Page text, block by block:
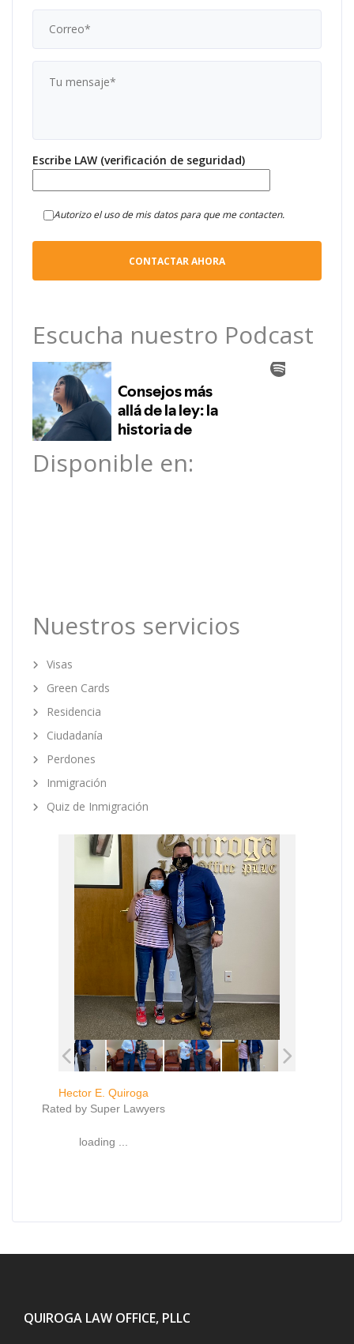
Escribe LAW (verificación de seguridad)
Autorizo el uso de mis datos para que me contacten.
Escucha nuestro Podcast
Disponible en:
Nuestros servicios
Visas
Green Cards
Residencia
Ciudadanía
Perdones
Inmigración
Quiz de Inmigración
Hector E. Quiroga
Rated by Super Lawyers
loading ...
QUIROGA LAW OFFICE, PLLC